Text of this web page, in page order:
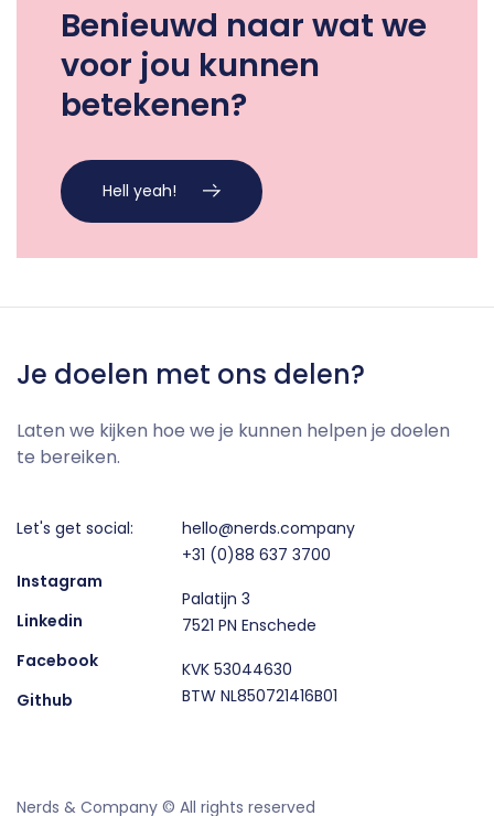
Benieuwd naar wat we
voor jou kunnen
betekenen?
Hell yeah!
Je doelen met ons delen?
Laten we kijken hoe we je kunnen helpen je doelen
te bereiken.
Let's get social:
Instagram
Linkedin
Facebook
Github
hello@nerds.company
+31 (0)88 637 3700
Palatijn 3
7521 PN Enschede
KVK 53044630
BTW NL850721416B01
Nerds & Company © All rights reserved